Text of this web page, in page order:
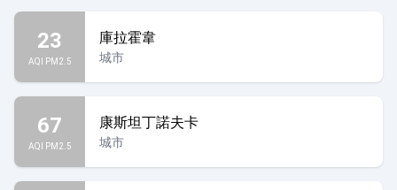
23
AQI PM2.5
庫拉霍韋
城市
67
AQI PM2.5
康斯坦丁諾夫卡
城市